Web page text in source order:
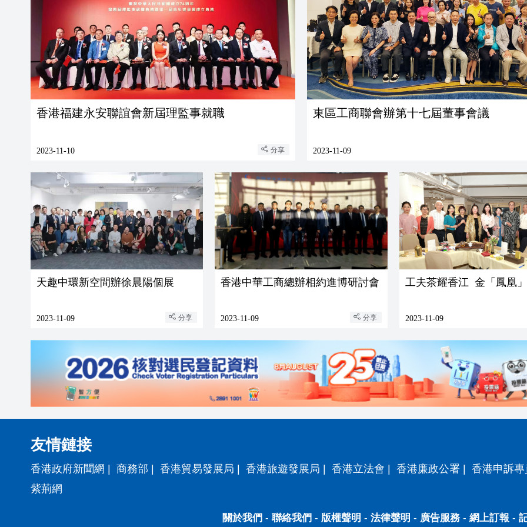
香港福建永安聯誼會新屆理監事就職
2023-11-10 分享
東區工商聯會辦第十七屆董事會議
2023-11-09
天趣中環新空間辦徐晨陽個展
2023-11-09 分享
香港中華工商總辦相約進博研討會
2023-11-09 分享
工夫茶耀香江 金「鳳凰
2023-11-09
友情鏈接
香港政府新聞網 | 商務部 | 香港貿易發展局 | 香港旅遊發展局 | 香港立法會 | 香港廉政公署 | 香港申訴
紫荊網
關於我們 - 聯絡我們 - 版權聲明 - 法律聲明 - 廣告服務- 網上訂報 -